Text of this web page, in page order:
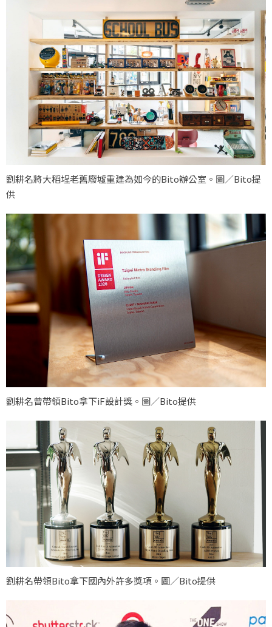
劉耕名將大稻埕老舊廢墟重建為如今的Bito辦公室。圖／Bito提
供
劉耕名曾帶領Bito拿下iF設計獎。圖／Bito提供
劉耕名帶領Bito拿下國內外許多獎項。圖／Bito提供